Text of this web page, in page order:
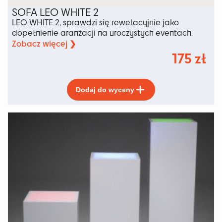
SOFA LEO WHITE 2
LEO WHITE 2, sprawdzi się rewelacyjnie jako
dopełnienie aranżacji na uroczystych eventach.
Zobacz więcej ❯
175 zł
Dodaj do wyceny
produkt
ma
wiele
wariantów.
wybrać
produktu